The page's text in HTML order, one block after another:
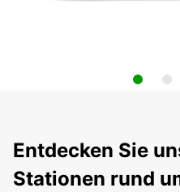
Entdecken Sie
Stationen rund